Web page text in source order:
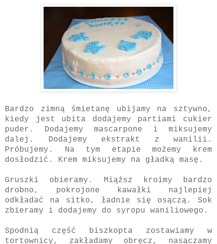
Bardzo zimną śmietanę ubijamy na sztywno,
kiedy jest ubita dodajemy partiami cukier
puder. Dodajemy mascarpone i miksujemy
dalej. Dodajemy ekstrakt z wanilii.
Próbujemy. Na tym etapie możemy krem
dosłodzić. Krem miksujemy na gładką masę.
Gruszki obieramy. Miąższ kroimy bardzo
drobno, pokrojone kawałki najlepiej
odkładać na sitko, ładnie się osączą. Sok
zbieramy i dodajemy do syropu waniliowego.
Spodnią część biszkopta zostawiamy w
tortownicy, zakładamy obręcz, nasączamy